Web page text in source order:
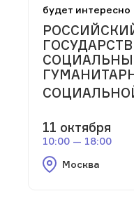
будет интересно
11 октября
10:00 — 18:00
Москва